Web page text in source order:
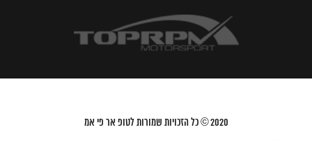
2020© כל הזכויות שמורות לטופ אר פי אמ